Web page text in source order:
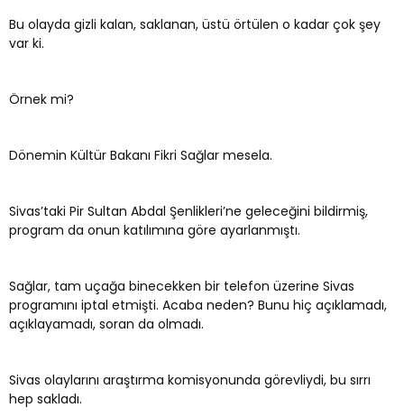
Bu olayda gizli kalan, saklanan, üstü örtülen o kadar çok şey
var ki.
Örnek mi?
Dönemin Kültür Bakanı Fikri Sağlar mesela.
Sivas’taki Pir Sultan Abdal Şenlikleri’ne geleceğini bildirmiş,
program da onun katılımına göre ayarlanmıştı.
Sağlar, tam uçağa binecekken bir telefon üzerine Sivas
programını iptal etmişti. Acaba neden? Bunu hiç açıklamadı,
açıklayamadı, soran da olmadı.
Sivas olaylarını araştırma komisyonunda görevliydi, bu sırrı
hep sakladı.